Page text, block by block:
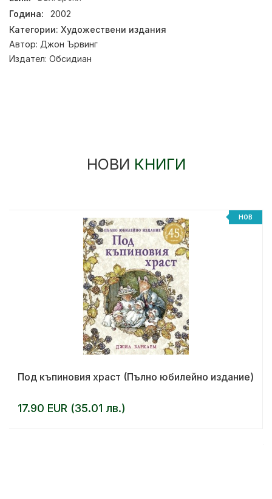
Година:
2002
Категории: Художествени издания
Автор: Джон Ървинг
Издател: Обсидиан
НОВИ КНИГИ
НОВ
Под къпиновия храст (Пълно юбилейно издание)
17.90 EUR (35.01 лв.)